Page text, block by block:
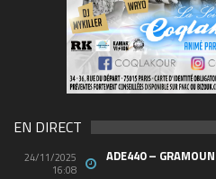
EN DIRECT
24/11/2025
16:08
ADE440 –